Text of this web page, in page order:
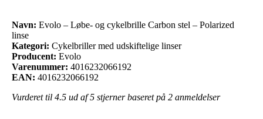
Navn: Evolo – Løbe- og cykelbrille Carbon stel – Polarized
linse
Kategori: Cykelbriller med udskiftelige linser
Producent: Evolo
Varenummer: 4016232066192
EAN: 4016232066192
Vurderet til 4.5 ud af 5 stjerner baseret på 2 anmeldelser